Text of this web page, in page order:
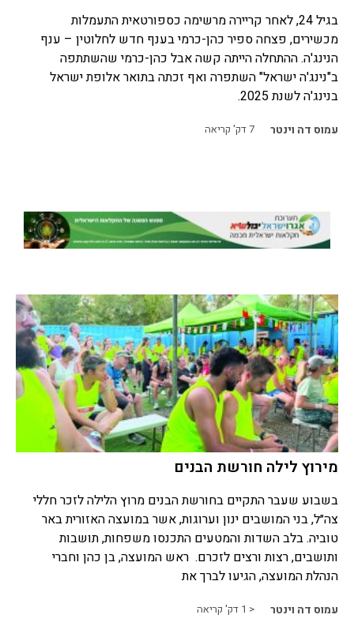
בגיל 24, לאחר קריירה מרשימה כספורטאית התעמלות
מכשירים, פצחה ספיר כהן-כרמי בענף חדש לחלוטין – ענף
הנינג'ה. ההתחלה הייתה קשה אבל כהן-כרמי שהשתתפה
ב"נינג'ה ישראל" השתפרה ואף זכתה בתואר אלופת ישראל
בנינג'ה לשנת 2025.
עמוס דה וינטר 7דק' קריאה
מירוץ לילה חורשת הבנים
בשבוע שעבר התקיים בחורשת הבנים מרוץ הלילה לזכר חללי
צה״ל, בני המושבים ינון וערוגות, אשר במועצה האזורית באר
טוביה. בלב השדות והמטעים התכנסו משפחות, תושבות
ותושבים, רצות ורצים לזכרם. ראש המועצה, בן כהן וחברי
הנהלת המועצה, הגיעו לברך את
עמוס דה וינטר < 1 דק' קריאה